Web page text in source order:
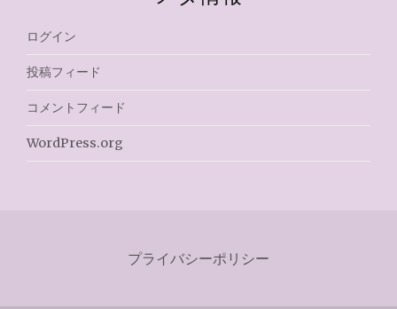
ログイン
投稿フィード
コメントフィード
WordPress.org
プライバシーポリシー